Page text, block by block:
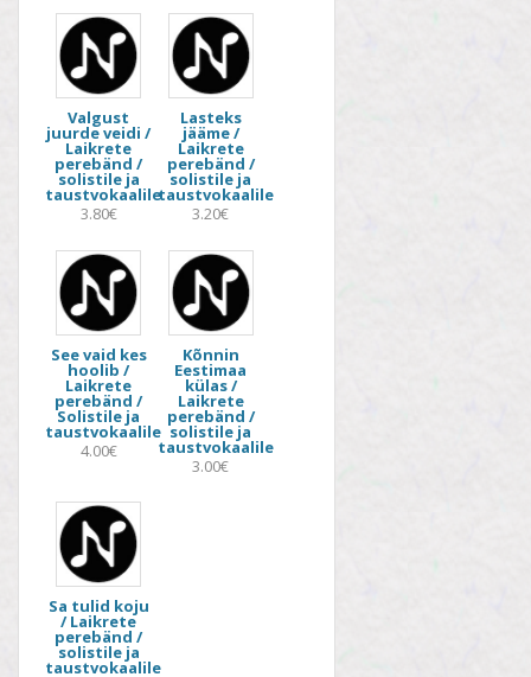
Valgust
juurde veidi /
Laikrete
perebänd /
solistile ja
taustvokaalile
3.80€
Lasteks
jääme /
Laikrete
perebänd /
solistile ja
taustvokaalile
3.20€
See vaid kes
hoolib /
Laikrete
perebänd /
Solistile ja
taustvokaalile
4.00€
Kõnnin
Eestimaa
külas /
Laikrete
perebänd /
solistile ja
taustvokaalile
3.00€
Sa tulid koju
/ Laikrete
perebänd /
solistile ja
taustvokaalile